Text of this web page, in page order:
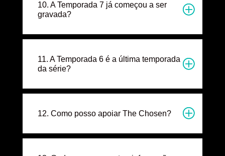
10. A Temporada 7 já começou a ser
gravada?
11. A Temporada 6 é a última temporada
da série?
12. Como posso apoiar The Chosen?